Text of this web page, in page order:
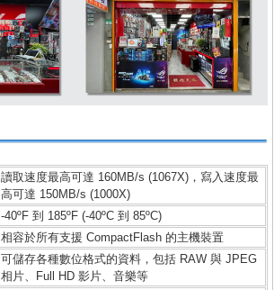
讀取速度最高可達 160MB/s (1067X)，寫入速度最
高可達 150MB/s (1000X)
-40ºF 到 185ºF (-40ºC 到 85ºC)
相容於所有支援 CompactFlash 的主機裝置
可儲存各種數位格式的資料，包括 RAW 與 JPEG
相片、Full HD 影片、音樂等